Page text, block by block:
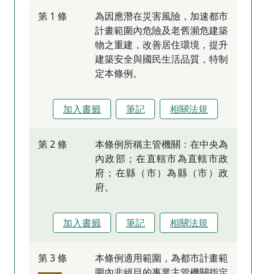
第 1 條
為因應潛在災害風險，加速都市
計畫範圍內危險及老舊瀕危建築
物之重建，改善居住環境，提升
建築安全與國民生活品質，特制
定本條例。
加入書籤 筆記 相關法規
第 2 條
本條例所稱主管機關：在中央為
內政部；在直轄市為直轄市政
府；在縣（市）為縣（市）政
府。
加入書籤 筆記 相關法規
第 3 條
本條例適用範圍，為都市計畫範